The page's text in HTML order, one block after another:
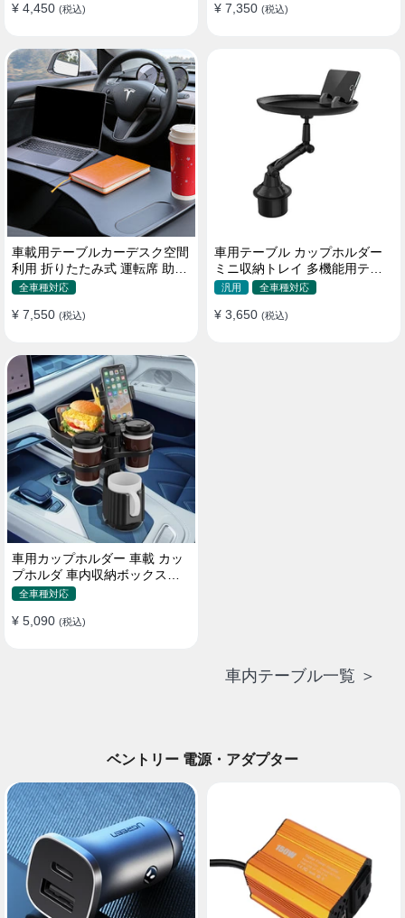
¥ 4,450 (税込) ¥ 7,350 (税込)
車載用テーブルカーデスク空間
利用 折りたたみ式 運転席 助手
席 多機能 滑り止め 安定
全車種対応
¥ 7,550 (税込)
車用テーブル カップホルダー
ミニ収納トレイ 多機能用テー
ブル 食事 物置き用 高品質
汎用 全車種対応
¥ 3,650 (税込)
車用カップホルダー 車載 カッ
プホルダ 車内収納ボックス車
載テーブル スマホ置き 調整可
止め 小物置き 多機能 使い勝手
全車種対応
¥ 5,090 (税込)
車内テーブル一覧 ＞
ベントリー 電源・アダプター